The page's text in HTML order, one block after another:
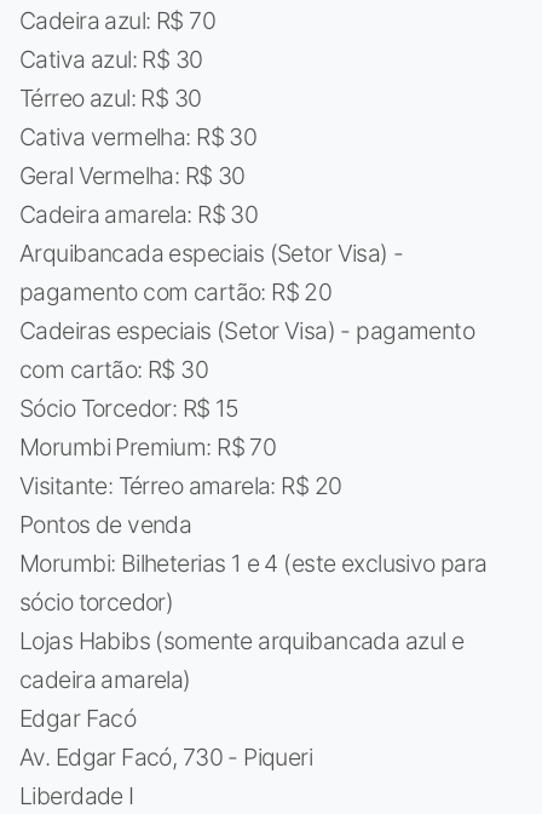
Cadeira azul: R$ 70
Cativa azul: R$ 30
Térreo azul: R$ 30
Cativa vermelha: R$ 30
Geral Vermelha: R$ 30
Cadeira amarela: R$ 30
Arquibancada especiais (Setor Visa) -
pagamento com cartão: R$ 20
Cadeiras especiais (Setor Visa) - pagamento
com cartão: R$ 30
Sócio Torcedor: R$ 15
Morumbi Premium: R$ 70
Visitante: Térreo amarela: R$ 20
Pontos de venda
Morumbi: Bilheterias 1 e 4 (este exclusivo para
sócio torcedor)
Lojas Habibs (somente arquibancada azul e
cadeira amarela)
Edgar Facó
Av. Edgar Facó, 730 - Piqueri
Liberdade I